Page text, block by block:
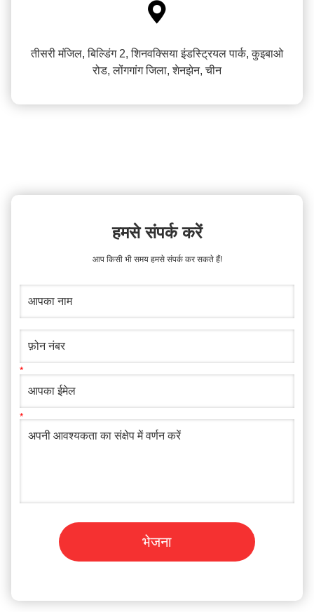

तीसरी मंजिल, बिल्डिंग 2, शिनवक्सिया इंडस्ट्रियल पार्क, कुइबाओ
रोड, लोंगगांग जिला, शेनझेन, चीन
हमसे संपर्क करें
आप किसी भी समय हमसे संपर्क कर सकते हैं!
भेजना